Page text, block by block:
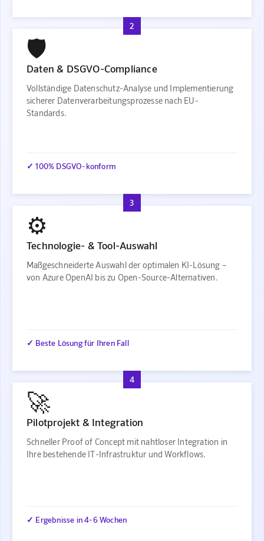
2
🛡️
Daten & DSGVO-Compliance
Vollständige Datenschutz-Analyse und Implementierung
sicherer Datenverarbeitungsprozesse nach EU-
Standards.
✓ 100% DSGVO-konform
3
⚙️
Technologie- & Tool-Auswahl
Maßgeschneiderte Auswahl der optimalen KI-Lösung –
von Azure OpenAI bis zu Open-Source-Alternativen.
✓ Beste Lösung für Ihren Fall
4
🚀
Pilotprojekt & Integration
Schneller Proof of Concept mit nahtloser Integration in
Ihre bestehende IT-Infrastruktur und Workflows.
✓ Ergebnisse in 4-6 Wochen